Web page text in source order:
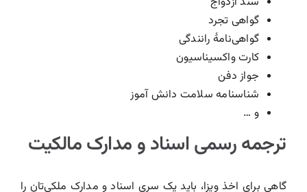
گواهی تجرد
گواهی‌نامۀ رانندگی
کارت واکسیناسیون
جواز دفن
شناسنامه سلامت دانش آموز
و …
ترجمه رسمی اسناد و مدارک مالکیت
گاهی برای اخذ ویزا، باید یک سری اسناد و مدارک ملکی‌تان را